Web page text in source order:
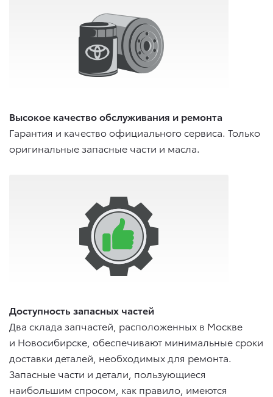
Высокое качество обслуживания и ремонта
Гарантия и качество официального сервиса. Только
оригинальные запасные части и масла.
Доступность запасных частей
Два склада запчастей, расположенных в Москве
и Новосибирске, обеспечивают минимальные сроки
доставки деталей, необходимых для ремонта.
Запасные части и детали, пользующиеся
наибольшим спросом, как правило, имеются